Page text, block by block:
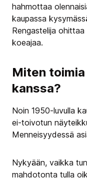
hahmottaa
kaupassa
Rengastelija
koeajaa.
Miten
kanssa?
Noin 1950-luvulla
ei-toivotun
Menneisyydessä
Nykyään, vaikka
mahdotonta tulla